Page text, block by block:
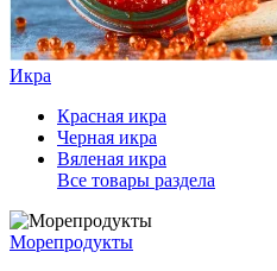
Икра
Красная икра
Черная икра
Вяленая икра
Все товары раздела
Морепродукты